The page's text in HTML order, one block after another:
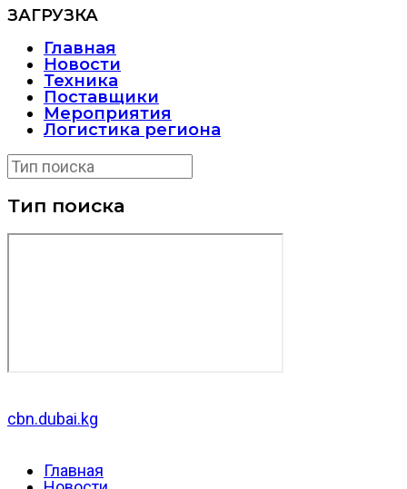
ЗАГРУЗКА
Главная
Новости
Техника
Поставщики
Мероприятия
Логистика региона
Тип поиска
cbn.dubai.kg
Главная